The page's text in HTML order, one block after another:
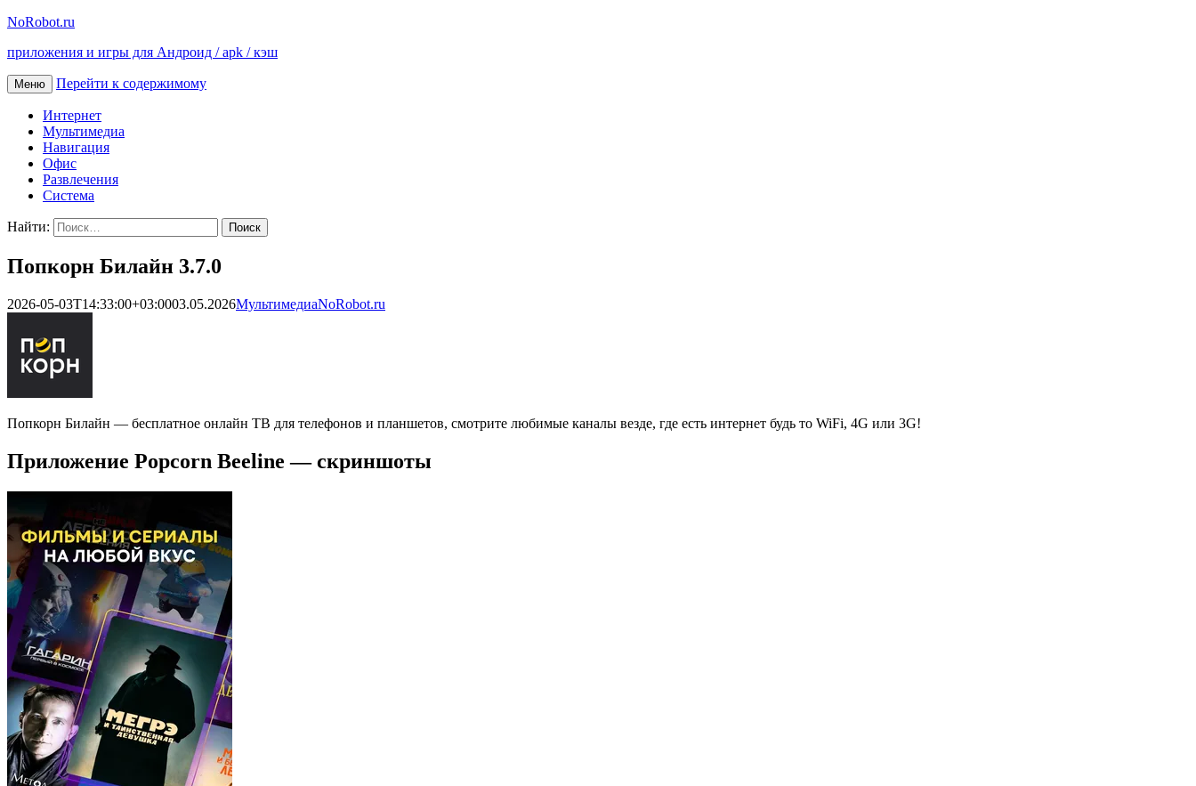
NoRobot.ru
приложения и игры для Андроид / apk / кэш
Меню Перейти к содержимому
Интернет
Мультимедиа
Навигация
Офис
Развлечения
Система
Найти:
Попкорн Билайн 3.7.0
2026-05-03T14:33:00+03:0003.05.2026МультимедиаNoRobot.ru
Попкорн Билайн — бесплатное онлайн ТВ для телефонов и планшетов, смотрите любимые каналы везде, где есть интернет будь то WiFi, 4G или 3G!
Приложение Popcorn Beeline — скриншоты